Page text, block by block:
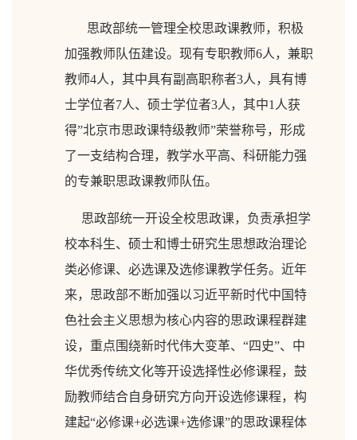
思政部统一管理全校思政课教师，积极
加强教师队伍建设。现有专职教师6人，兼职
教师4人，其中具有副高职称者3人，具有博
士学位者7人、硕士学位者3人，其中1人获
得”北京市思政课特级教师”荣誉称号，形成
了一支结构合理，教学水平高、科研能力强
的专兼职思政课教师队伍。
思政部统一开设全校思政课，负责承担学
校本科生、硕士和博士研究生思想政治理论
类必修课、必选课及选修课教学任务。近年
来，思政部不断加强以习近平新时代中国特
色社会主义思想为核心内容的思政课程群建
设，重点围绕新时代伟大变革、“四史”、中
华优秀传统文化等开设选择性必修课程，鼓
励教师结合自身研究方向开设选修课程，构
建起“必修课+必选课+选修课”的思政课程体